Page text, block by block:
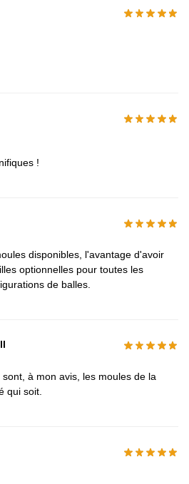
!
disponibles, l'avantage d'avoir
optionnelles pour toutes les
de balles.
sont, à mon avis, les moules de la
qui soit.